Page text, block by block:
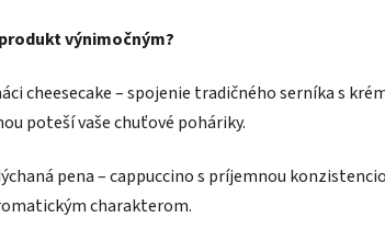
výnimočným?
cheesecake – spojenie tradičného serníka s
poteší vaše chuťové poháriky.
pena – cappuccino s príjemnou
charakterom.